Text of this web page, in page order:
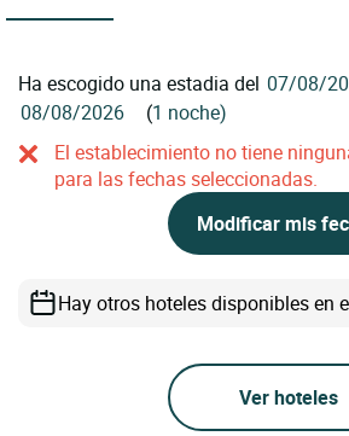
Ha escogido una estadia del
(1 noche)
El establecimiento no tiene
para las fechas seleccionadas.
Modificar mis
Hay otros hoteles disponibles en
Ver hoteles